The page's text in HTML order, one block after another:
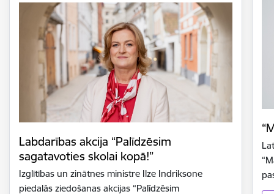
Labdarības akcija “Palīdzēsim
sagatavoties skolai kopā!”
Izglītības un zinātnes ministre Ilze Indriksone
piedalās ziedošanas akcijas “Palīdzēsim